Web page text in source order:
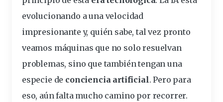
evolucionando a una velocidad
impresionante y, quién sabe, tal vez pronto
veamos máquinas que no solo resuelvan
problemas, sino que también tengan una
especie de conciencia artificial. Pero para
eso, aún falta mucho camino por recorrer.